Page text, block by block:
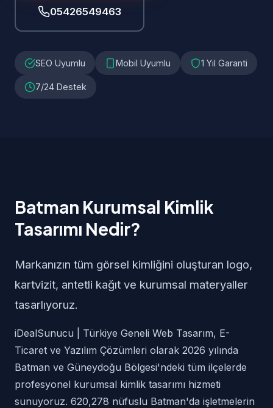
05426549463
SEO Uyumlu Mobil Uyumlu 1 Yıl Garanti
7/24 Destek
Batman Kurumsal Kimlik
Tasarımı Nedir?
Markanızın tüm görsel kimliğini oluşturan logo,
kartvizit, antetli kağıt ve kurumsal materyaller
tasarlıyoruz.
iDealSunucu | Türkiye Geneli Web Tasarım, E-
Ticaret ve Yazılım Çözümleri olarak 2026 yılında
Batman ve Güneydoğu Bölgesi'ndeki tüm ilçelerde
profesyonel kurumsal kimlik tasarımı hizmeti
sunuyoruz. 620,278 nüfuslu Batman'da işletmelerin